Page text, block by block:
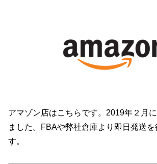
アマゾン店はこちらです。2019年２月
ました。FBAや弊社倉庫より即日発送を
す。